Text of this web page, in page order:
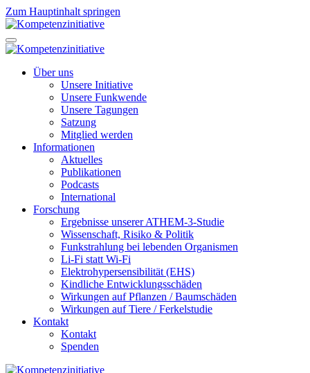
Zum Hauptinhalt springen
Über uns
Unsere Initiative
Unsere Funkwende
Unsere Tagungen
Satzung
Mitglied werden
Informationen
Aktuelles
Publikationen
Podcasts
International
Forschung
Ergebnisse unserer ATHEM-3-Studie
Wissenschaft, Risiko & Politik
Funkstrahlung bei lebenden Organismen
Li-Fi statt Wi-Fi
Elektrohypersensibilität (EHS)
Kindliche Entwicklungsschäden
Wirkungen auf Pflanzen / Baumschäden
Wirkungen auf Tiere / Ferkelstudie
Kontakt
Kontakt
Spenden